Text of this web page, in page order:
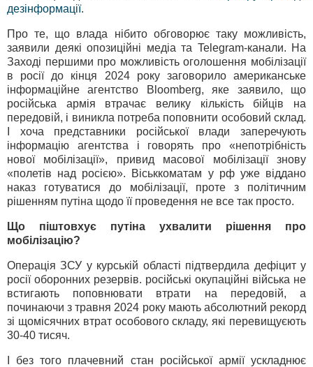
дезінформації.
Про те, що влада нібито обговорює таку можливість,
заявили деякі опозиційні медіа та Telegram-канали. На
Заході першими про можливість оголошення мобілізації
в росії до кінця 2024 року заговорило американське
інформаційне агентство Bloomberg, яке заявило, що
російська армія втрачає велику кількість бійців на
передовій, і виникла потреба поповнити особовий склад.
І хоча представники російської влади заперечують
інформацію агентства і говорять про «непотрібність
нової мобілізації», привид масової мобілізації знову
«полетів над росією». Віськкоматам у рф уже віддано
наказ готуватися до мобілізації, проте з політичним
рішенням путіна щодо її проведення не все так просто.
Що піштовхує путіна ухвалити рішення про
мобілізацію?
Операція ЗСУ у курській області підтвердила дефіцит у
росії оборонних резервів. російські окупаційні війська не
встигають поповнювати втрати на передовій, а
починаючи з травня 2024 року мають абсолютний рекорд
зі щомісячних втрат особового складу, які перевищуєють
30-40 тисяч.
І без того плачевний стан російської армії ускладнює